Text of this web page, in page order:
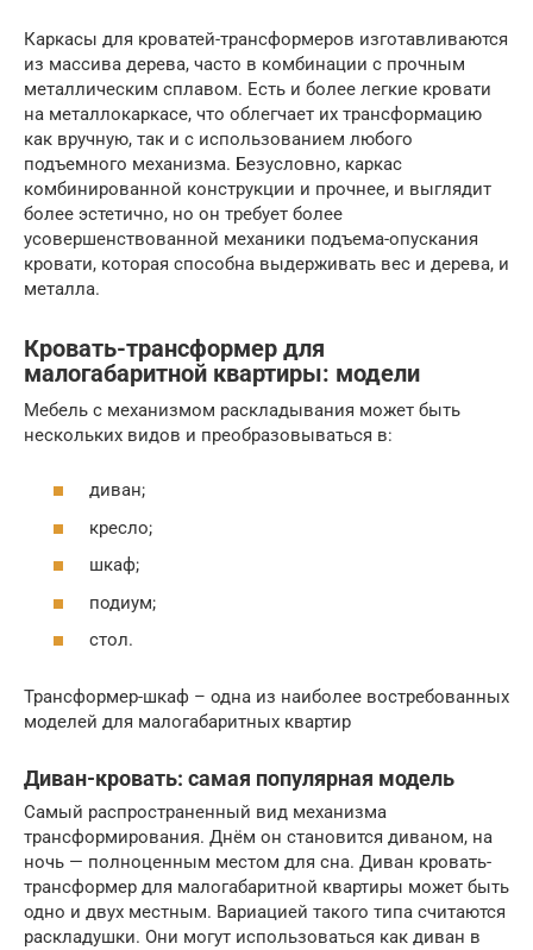
Каркасы для кроватей-трансформеров изготавливаются
из массива дерева, часто в комбинации с прочным
металлическим сплавом. Есть и более легкие кровати
на металлокаркасе, что облегчает их трансформацию
как вручную, так и с использованием любого
подъемного механизма. Безусловно, каркас
комбинированной конструкции и прочнее, и выглядит
более эстетично, но он требует более
усовершенствованной механики подъема-опускания
кровати, которая способна выдерживать вес и дерева, и
металла.
Кровать-трансформер для
малогабаритной квартиры: модели
Мебель с механизмом раскладывания может быть
нескольких видов и преобразовываться в:
диван;
кресло;
шкаф;
подиум;
стол.
Трансформер-шкаф – одна из наиболее востребованных
моделей для малогабаритных квартир
Диван-кровать: самая популярная модель
Самый распространенный вид механизма
трансформирования. Днём он становится диваном, на
ночь — полноценным местом для сна. Диван кровать-
трансформер для малогабаритной квартиры может быть
одно и двух местным. Вариацией такого типа считаются
раскладушки. Они могут использоваться как диван в